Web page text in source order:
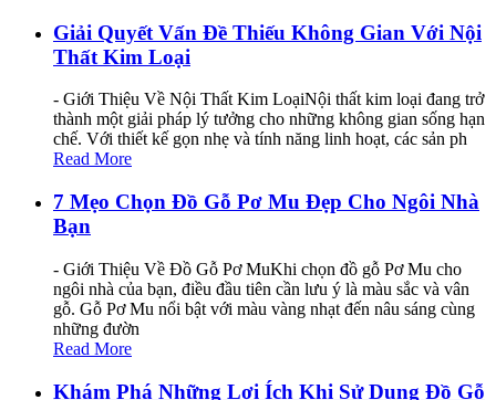
Giải Quyết Vấn Đề Thiếu Không Gian Với Nội
Thất Kim Loại
- Giới Thiệu Về Nội Thất Kim LoạiNội thất kim loại đang trở
thành một giải pháp lý tưởng cho những không gian sống hạn
chế. Với thiết kế gọn nhẹ và tính năng linh hoạt, các sản ph
Read More
7 Mẹo Chọn Đồ Gỗ Pơ Mu Đẹp Cho Ngôi Nhà
Bạn
- Giới Thiệu Về Đồ Gỗ Pơ MuKhi chọn đồ gỗ Pơ Mu cho
ngôi nhà của bạn, điều đầu tiên cần lưu ý là màu sắc và vân
gỗ. Gỗ Pơ Mu nổi bật với màu vàng nhạt đến nâu sáng cùng
những đườn
Read More
Khám Phá Những Lợi Ích Khi Sử Dụng Đồ Gỗ